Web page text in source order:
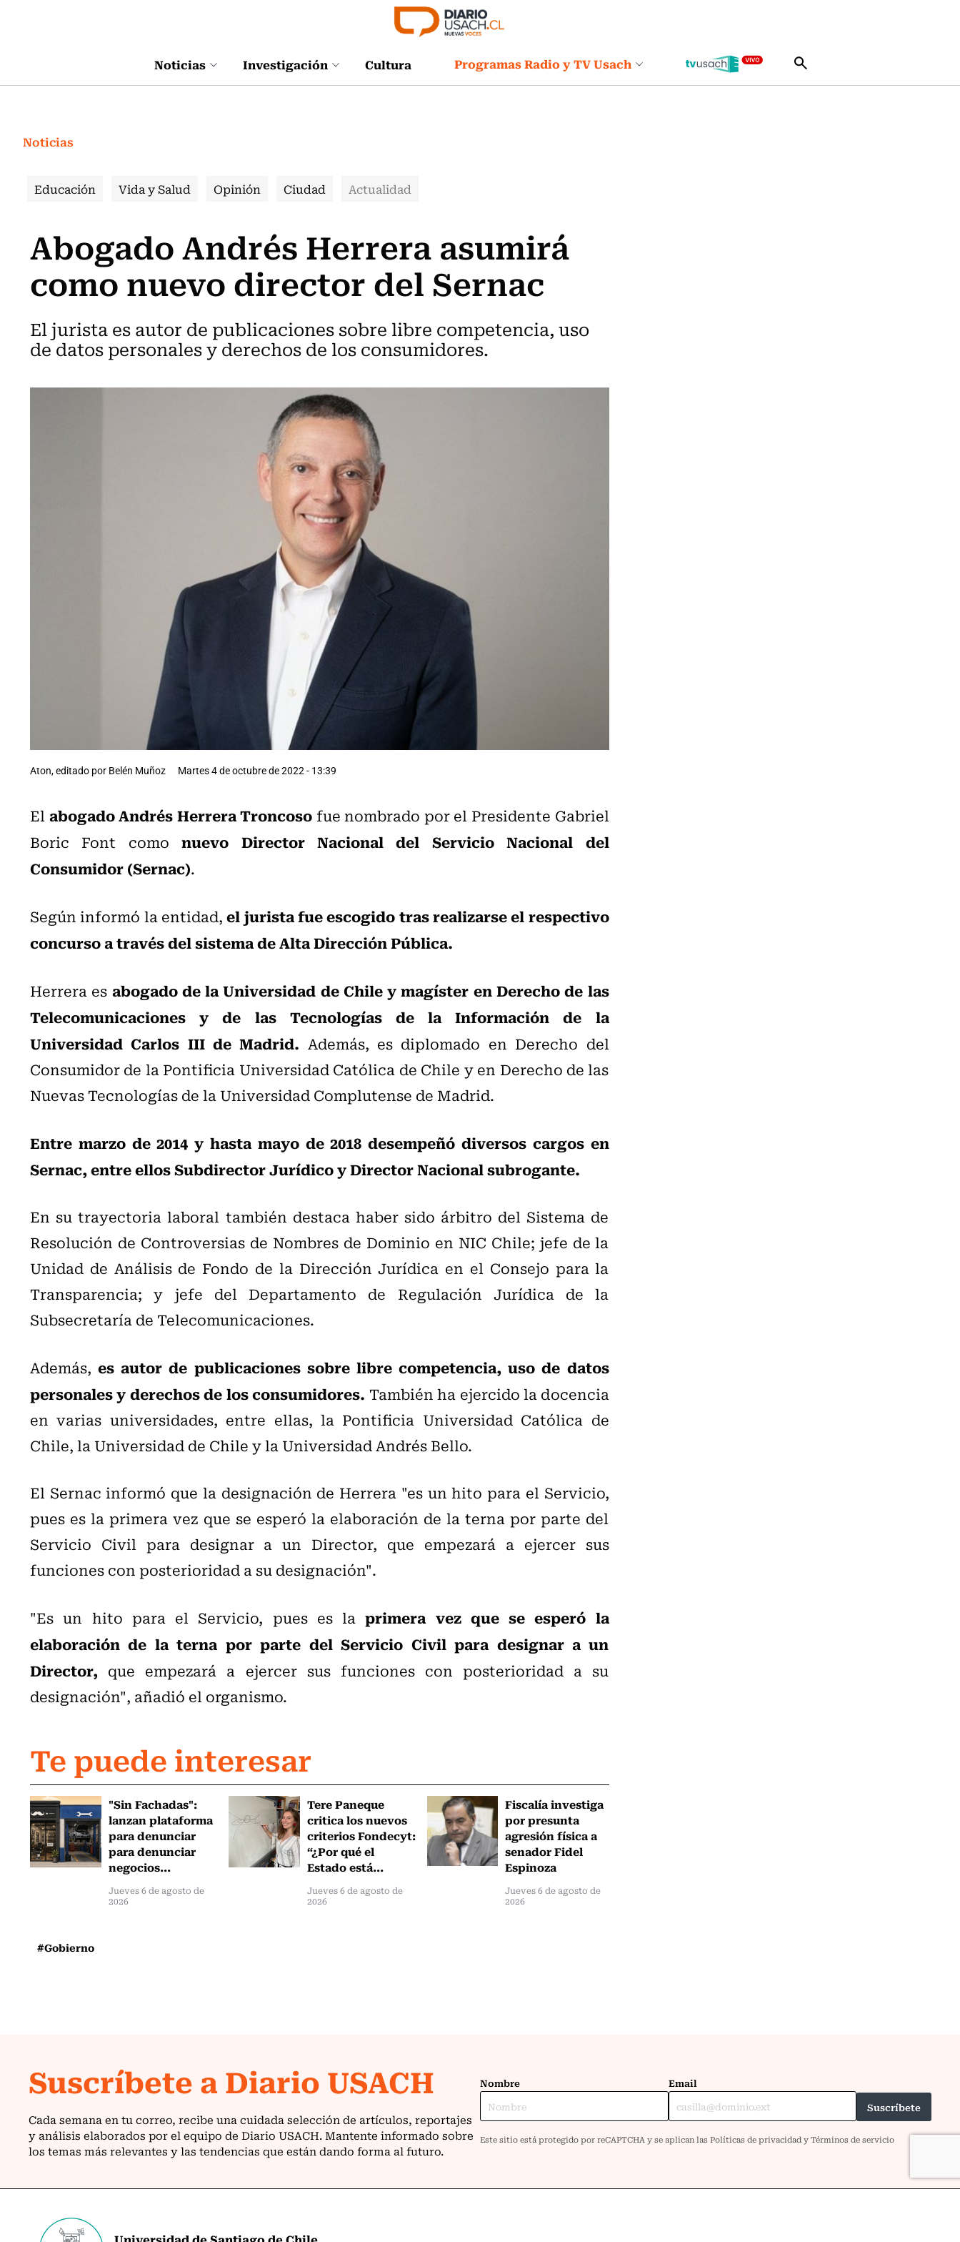
Noticias Investigación Cultura Programas Radio y TV Usach
Noticias
Educación Vida y Salud Opinión Ciudad Actualidad
Abogado Andrés Herrera asumirá
como nuevo director del Sernac
El jurista es autor de publicaciones sobre libre competencia, uso
de datos personales y derechos de los consumidores.
Aton, editado por Belén Muñoz Martes 4 de octubre de 2022 - 13:39
Elabogado Andrés Herrera Troncosofue nombrado por el Presidente Gabriel
Boric Font comonuevo Director Nacional del Servicio Nacional del
Consumidor (Sernac).
Según informó la entidad,el jurista fue escogido tras realizarse el respectivo
concurso a través del sistema de Alta Dirección Pública.
Herrera es abogado de la Universidad de Chile y magíster en Derecho de las
Telecomunicaciones y de las Tecnologías de la Información de la
Universidad Carlos III de Madrid. Además, es diplomado en Derecho del
Consumidor de la Pontificia Universidad Católica de Chile y en Derecho de las
Nuevas Tecnologías de la Universidad Complutense de Madrid.
Entre marzo de 2014 y hasta mayo de 2018 desempeñó diversos cargos en
Sernac, entre ellos Subdirector Jurídico y Director Nacional subrogante.
En su trayectoria laboral también destaca haber sido árbitro del Sistema de
Resolución de Controversias de Nombres de Dominio en NIC Chile; jefe de la
Unidad de Análisis de Fondo de la Dirección Jurídica en el Consejo para la
Transparencia; y jefe del Departamento de Regulación Jurídica de la
Subsecretaría de Telecomunicaciones.
Además,es autor de publicaciones sobre libre competencia, uso de datos
personales y derechos de los consumidores. También ha ejercido la docencia
en varias universidades, entre ellas, la Pontificia Universidad Católica de
Chile, la Universidad de Chile y la Universidad Andrés Bello.
El Sernac informó que la designación de Herrera "es un hito para el Servicio,
pues es la primera vez que se esperó la elaboración de la terna por parte del
Servicio Civil para designar a un Director, que empezará a ejercer sus
funciones con posterioridad a su designación".
"Es un hito para el Servicio, pues es laprimera vez que se esperó la
elaboración de la terna por parte del Servicio Civil para designar a un
Director, que empezará a ejercer sus funciones con posterioridad a su
designación", añadió el organismo.
Te puede interesar
"Sin Fachadas":
lanzan plataforma
para denunciar
para denunciar
negocios...
Jueves 6 de agosto de
2026
Tere Paneque
critica los nuevos
criterios Fondecyt:
“¿Por qué el
Estado está...
Jueves 6 de agosto de
2026
Fiscalía investiga
por presunta
agresión física a
senador Fidel
Espinoza
Jueves 6 de agosto de
2026
#Gobierno